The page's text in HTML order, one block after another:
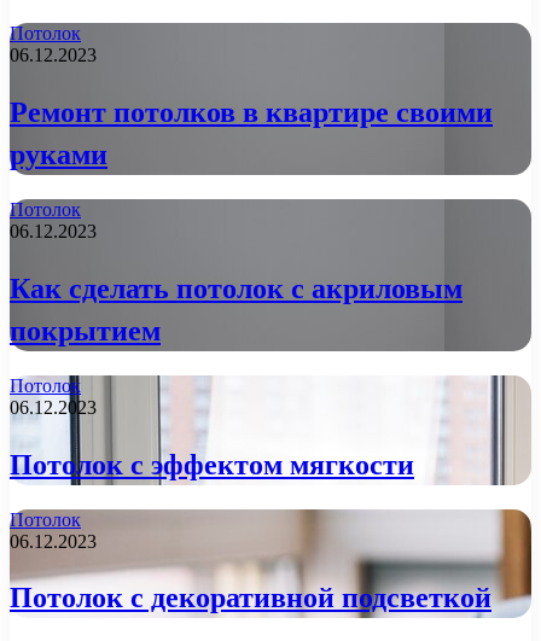
Потолок
06.12.2023
Ремонт потолков в квартире своими
руками
Потолок
06.12.2023
Как сделать потолок с акриловым
покрытием
Потолок
06.12.2023
Потолок с эффектом мягкости
Потолок
06.12.2023
Потолок с декоративной подсветкой